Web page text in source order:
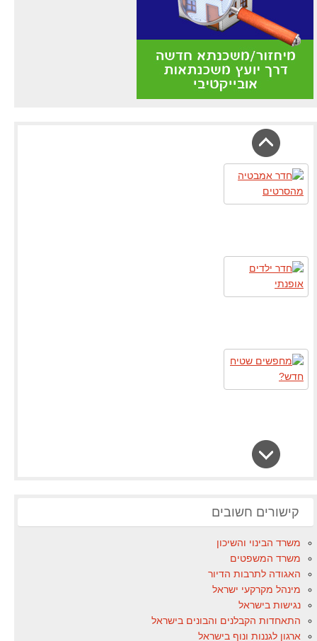
קישורים חשובים
משרד הבינוי והשיכון
משרד המשפטים
האגודה לתרבות הדיור
מינהל מקרקעי ישראל
נגישות בישראל
התאחדות הקבלנים והבונים בישראל
ארגון לגננות ונוף בישראל